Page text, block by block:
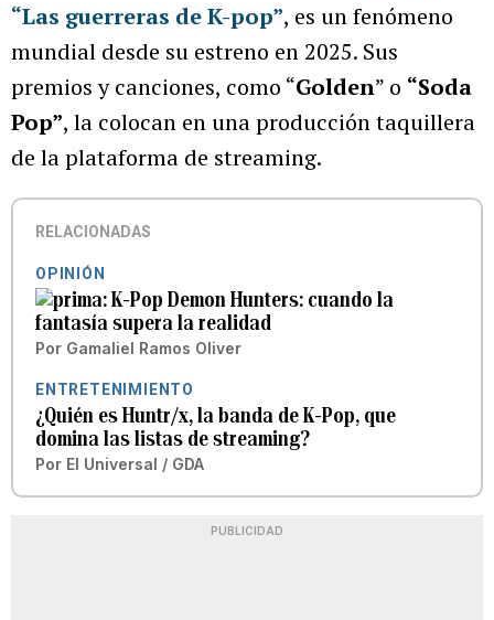
“Las guerreras de K-pop”, es un fenómeno
mundial desde su estreno en 2025. Sus
premios y canciones, como “Golden” o “Soda
Pop”, la colocan en una producción taquillera
de la plataforma de streaming.
RELACIONADAS
OPINIÓN
K-Pop Demon Hunters: cuando la
fantasía supera la realidad
Por Gamaliel Ramos Oliver
ENTRETENIMIENTO
¿Quién es Huntr/x, la banda de K-Pop, que
domina las listas de streaming?
Por El Universal / GDA
PUBLICIDAD